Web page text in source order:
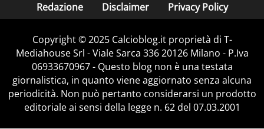
Redazione Disclaimer Privacy Policy
Copyright © 2025 Calcioblog.it proprietà di T-
Mediahouse Srl - Viale Sarca 336 20126 Milano - P.Iva
06933670967 - Questo blog non è una testata
giornalistica, in quanto viene aggiornato senza alcuna
periodicità. Non può pertanto considerarsi un prodotto
editoriale ai sensi della legge n. 62 del 07.03.2001